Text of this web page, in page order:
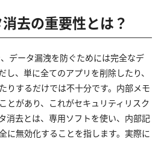
去の重要性とは？
データ漏洩を防ぐためには完全なデ
し、単に全てのアプリを削除したり、
りするだけでは不十分です。内部メモ
とがあり、これがセキュリティリスク
消去とは、専用ソフトを使い、内部記
に無効化することを指します。実際に